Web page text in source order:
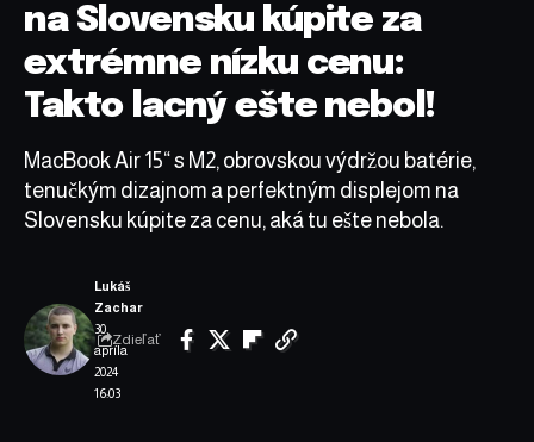
na Slovensku kúpite za
extrémne nízku cenu:
Takto lacný ešte nebol!
MacBook Air 15“ s M2, obrovskou výdržou batérie,
tenučkým dizajnom a perfektným displejom na
Slovensku kúpite za cenu, aká tu ešte nebola.
30.
apríla
2024
16:03
Lukáš
Zachar
Zdieľať